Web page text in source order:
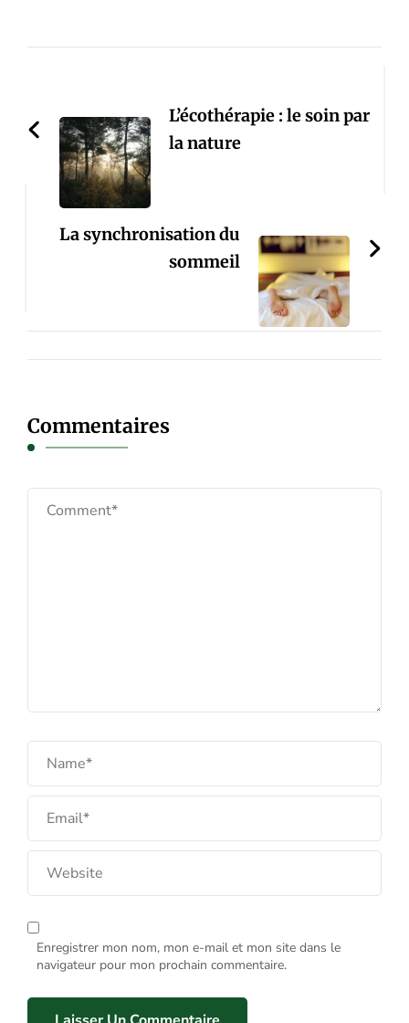
NavigationL’écothérapie : le soin par
la nature
La synchronisation du
sommeil
Commentaires
Enregistrer mon nom, mon e-mail et mon site dans le
navigateur pour mon prochain commentaire.